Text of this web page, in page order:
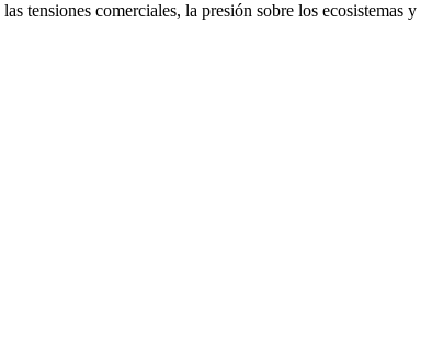
las tensiones comerciales, la presión sobre los ecosistemas y